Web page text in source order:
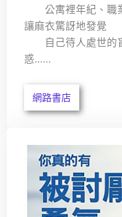
公寓裡年紀、職業
讓麻衣驚訝地發覺
自己待人處世的盲
惑……
網路書店